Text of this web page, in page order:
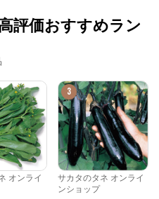
評価おすすめラン
オンライ
3
サカタのタネ オンライ
ンショップ